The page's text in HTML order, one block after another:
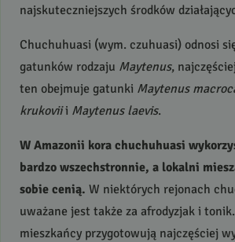
najskuteczniejszych środków
Chuchuhuasi (wym. czuhuasi) odnosi
gatunków rodzaju Maytenus,
ten obejmuje gatunki Maytenus
krukoviii Maytenus laevis.
W Amazonii kora chuchuhuasi
bardzo wszechstronnie, a lokalni
sobie cenią. W niektórych rejonach
uważane jest także za afrodyzjak i
mieszkańcy przygotowują najczęściej